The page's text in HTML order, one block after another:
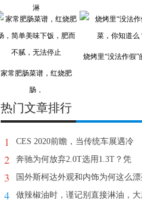
淋
家常肥肠菜谱，红烧肥
肠，
烧烤里“没法作假”
热门文章排行
1 CES 2020前瞻，当传统车展遇冷
2 奔驰为何放弃2.0T选用1.3T？凭
3 国外斯柯达外观和内饰为何这么
4 做辣椒油时，谨记别直接淋油，